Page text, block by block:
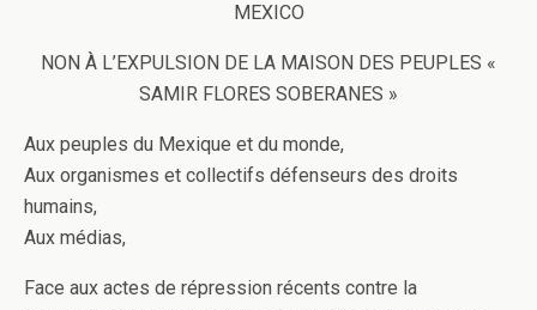
MEXICO
NON À L’EXPULSION DE LA MAISON DES PEUPLES «
SAMIR FLORES SOBERANES »
Aux peuples du Mexique et du monde,
Aux organismes et collectifs défenseurs des droits
humains,
Aux médias,
Face aux actes de répression récents contre la